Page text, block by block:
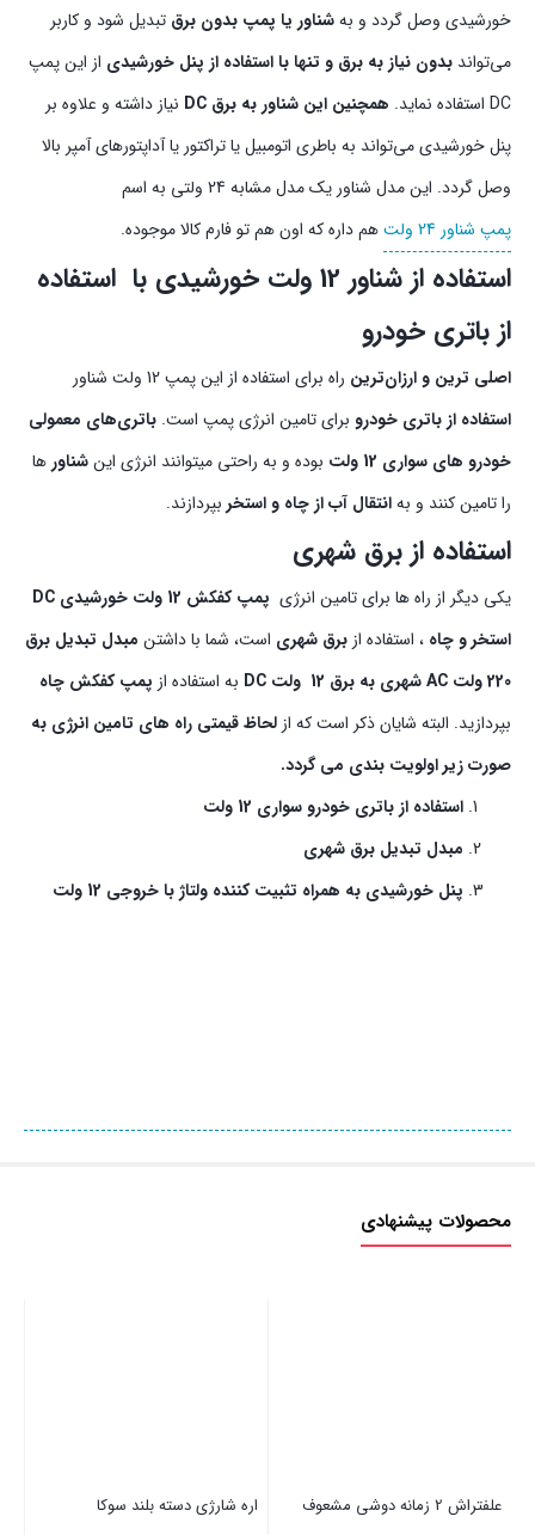
خورشیدی وصل گردد و بهشناور یا پمپ بدون برق تبدیل شود و کاربر
می‌تواند بدون نیاز به برق و تنها با استفاده از پنل خورشیدی از این پمپ
DC استفاده نماید.
همچنین این شناور به برق DC
نیاز داشته و علاوه بر
پنل خورشیدی می‌تواند به باطری اتومبیل یا تراکتور یا آداپتورهای آمپر بالا
وصل گردد. این مدل شناور یک مدل مشابه 24 ولتی به اسم
پمپ شناور 24 ولت
هم داره که اون هم تو فارم کالا موجوده.
استفاده از شناور 12 ولت خورشیدی با استفاده
از باتری خودرو
اصلی ترین و ارزان‌ترین راه برای استفاده از این پمپ 12 ولت شناور
استفاده از باتری خودرو برای تامین انرژی پمپ است. باتری‌های معمولی
خودرو های سواری 12 ولت
بوده و به راحتی میتوانند انرژی اینشناور ها
را تامین کنند و بهانتقال آب از چاه و استخر بپردازند.
استفاده از برق شهری
یکی دیگر از راه ها برای تامین انرژی
پمپ کفکش 12 ولت خورشیدی DC
استخر و چاه ، استفاده از برق شهری است، شما با داشتن مبدل تبدیل برق
220 ولت AC شهری به برق 12 ولت DC
پمپ کفکش چاه
بپردازید. البته شایان ذکر است که از لحاظ قیمتی راه های تامین انرژی به
صورت زیر اولویت بندی می گردد.
استفاده از باتری خودرو سواری 12 ولت
مبدل تبدیل برق شهری
پنل خورشیدی به همراه تثبیت کننده ولتاژ با خروجی 12 ولت
محصولات پیشنهادی
علفتراش 2 زمانه دوشی مشعوف اره شارژی دسته بلند سوکا